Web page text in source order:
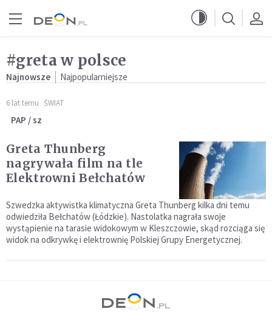
#greta w polsce
Najnowsze Najpopularniejsze
6 lat temu ŚWIAT
PAP / sz
Greta Thunberg
nagrywała film na tle
Elektrowni Bełchatów
Szwedzka aktywistka klimatyczna Greta Thunberg kilka dni temu
odwiedziła Bełchatów (Łódzkie). Nastolatka nagrała swoje
wystąpienie na tarasie widokowym w Kleszczowie, skąd rozciąga się
widok na odkrywkę i elektrownię Polskiej Grupy Energetycznej.